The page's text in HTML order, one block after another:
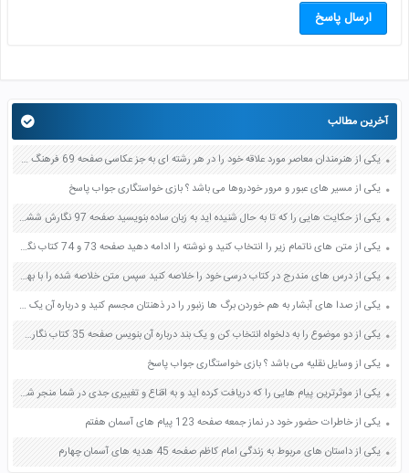
ارسال پاسخ
آخرین مطالب
یکی از هنرمندان معاصر مورد علاقه خود را در هر رشته ای به جز عکاسی صفحه 69 فرهنگ و هنر نهم
یکی از مسیر های عبور و مرور خودروها می باشد ؟ بازی خواستگاری جواب پاسخ
یکی از حکایت هایی را که تا به حال شنیده اید به زبان ساده بنویسید صفحه 97 نگارش ششم دبستان
یکی از متن های ناتمام زیر را انتخاب کنید و نوشته را ادامه دهید صفحه 73 و 74 کتاب نگارش فارسی پنجم دبستان
یکی از درس های مندرج در کتاب درسی خود را خلاصه کنید سپس متن خلاصه شده را با بهره گیری از روش های دسته بندی نمودار جدول نقشه مفهومی نشان دهید صفحه 118 نگارش یازدهم
یکی از صدا های آبشار به هم خوردن برگ ها زنبور را در ذهنتان مجسم کنید و درباره آن یک بند بنویسید صفحه 11 نگارش پنجم
یکی از دو موضوع را به دلخواه انتخاب کن و یک بند درباره آن بنویس صفحه 35 کتاب نگارش فارسی سوم
یکی از وسایل نقلیه می باشد ؟ بازی خواستگاری جواب پاسخ
یکی از موثرترین پیام هایی را که دریافت کرده اید و به اقناع و تغییری جدی در شما منجر شده است برسی کنید و علت این تاثیر گذاری قابل توجه را بنویسید صفحه 52 تفکر و سواد رسانه ای دهم
یکی از خاطرات حضور خود در نماز جمعه صفحه 123 پیام های آسمان هفتم
یکی از داستان های مربوط به زندگی امام کاظم صفحه 45 هدیه های آسمان چهارم